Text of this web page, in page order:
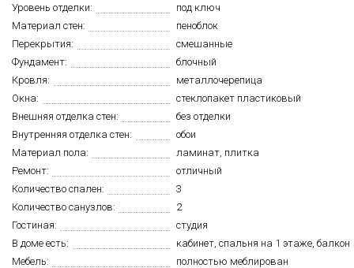
Уровень отделки:
под ключ
Материал стен:
пеноблок
Перекрытия:
смешанные
Фундамент:
блочный
Кровля:
металлочерепица
Окна:
стеклопакет пластиковый
Внешняя отделка стен:
без отделки
Внутренняя отделка стен:
обои
Материал пола:
ламинат, плитка
Ремонт:
отличный
Количество спален:
3
Количество санузлов:
2
Гостиная:
студия
В доме есть:
кабинет, спальня на 1 этаже, балкон
Мебель:
полностью меблирован